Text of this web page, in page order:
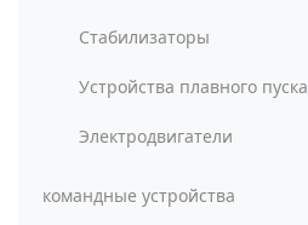
Стабилизаторы
Устройства плавного пуска
Электродвигатели
командные устройства